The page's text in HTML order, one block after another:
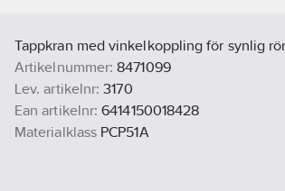
Tappkran med vinkelkoppling för synlig
Artikelnummer: 8471099
Lev. artikelnr: 3170
Ean artikelnr: 6414150018428
Materialklass PCP51A